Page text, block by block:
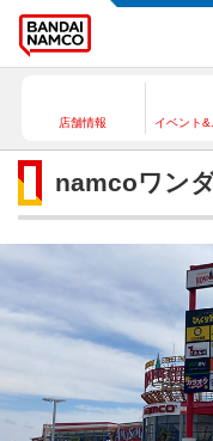
店舗情報 イベント&
namcoワン